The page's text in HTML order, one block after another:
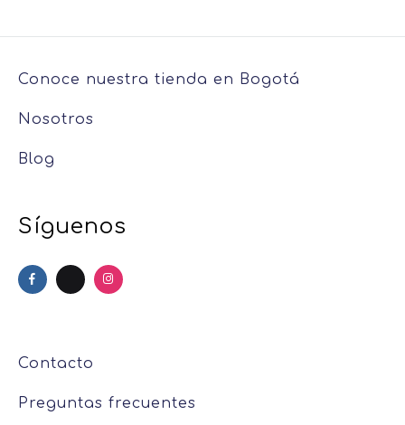
Conoce nuestra tienda en Bogotá
Nosotros
Blog
Síguenos
Contacto
Preguntas frecuentes